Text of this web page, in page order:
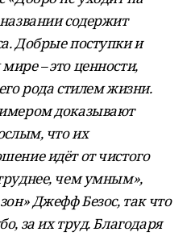
содержит
Добрые поступки и
– это ценности,
рода стилем жизни.
доказывают
что их
идёт от чистого
чем умным»,
Джефф Безос, так что
за их труд. Благодаря